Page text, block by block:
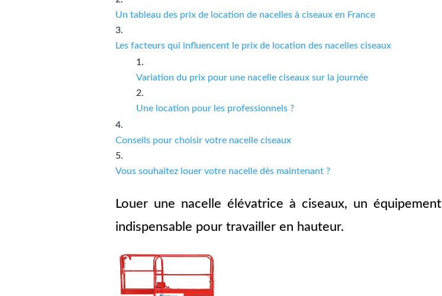
Un tableau des prix de location de nacelles à ciseaux en France
Les facteurs qui influencent le prix de location des nacelles ciseaux
Variation du prix pour une nacelle ciseaux sur la journée
Une location pour les professionnels ?
Conseils pour choisir votre nacelle ciseaux
Vous souhaitez louer votre nacelle dès maintenant ?
Louer une nacelle élévatrice à ciseaux, un équipement
indispensable pour travailler en hauteur.